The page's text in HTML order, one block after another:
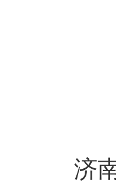
济南